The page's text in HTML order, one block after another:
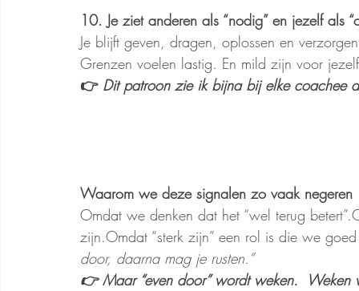
10. Je ziet anderen als “nodig” en jezelf als
Je blijft geven, dragen, oplossen en
Grenzen voelen lastig. En mild zijn voor
👉 Dit patroon zie ik bijna bij elke coachee
Waarom we deze signalen zo vaak negeren
Omdat we denken dat het “wel terug
zijn.Omdat “sterk zijn” een rol is die we
door, daarna mag je rusten.”
👉 Maar “even door” wordt weken.